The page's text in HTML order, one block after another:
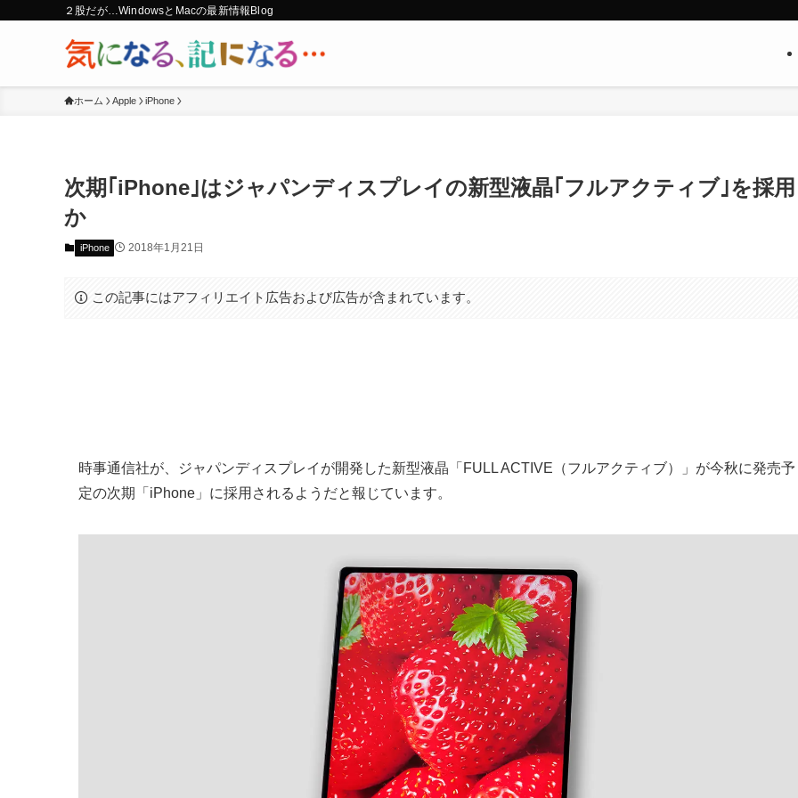
２股だが…WindowsとMacの最新情報Blog
ホーム Apple iPhone
次期｢iPhone｣はジャパンディスプレイの新型液晶｢フルアクティブ｣を採用
か
iPhone 2018年1月21日
この記事にはアフィリエイト広告および広告が含まれています。
時事通信社が、ジャパンディスプレイが開発した新型液晶「FULL ACTIVE（フルアクティブ）」が今秋に発売予
定の次期「iPhone」に採用されるようだと報じています。